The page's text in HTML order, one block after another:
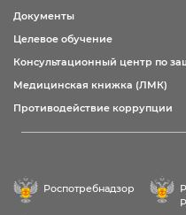
Документы
Целевое обучение
Консультационный центр по
Медицинская книжка (ЛМК)
Противодействие коррупции
Роспотребнадзор